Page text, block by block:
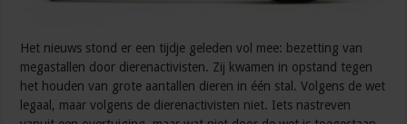
Het nieuws stond er een tijdje geleden vol mee: bezetting van
megastallen door dierenactivisten. Zij kwamen in opstand tegen
het houden van grote aantallen dieren in één stal. Volgens de wet
legaal, maar volgens de dierenactivisten niet. Iets nastreven